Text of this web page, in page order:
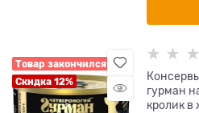
Товар закончился
Скидка 12%
гурман
кролик в